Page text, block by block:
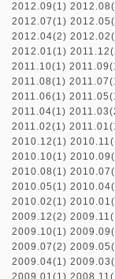
2012.09(1)
2012.07(1)
2012.04(2)
2012.01(1)
2011.10(1)
2011.08(1)
2011.06(1)
2011.04(1)
2011.02(1)
2010.12(1)
2010.10(1)
2010.08(1)
2010.05(1)
2010.02(1)
2009.12(2)
2009.10(1)
2009.07(2)
2009.04(1)
2009.01(1)